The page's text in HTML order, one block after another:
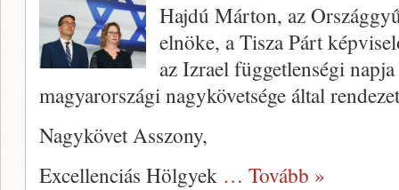
Hajdú Márton, az
elnöke, a Tisza Párt
az Izrael függetlenségi
magyarországi nagykövetsége által
Nagykövet Asszony,
Excellenciás Hölgyek … Tovább »